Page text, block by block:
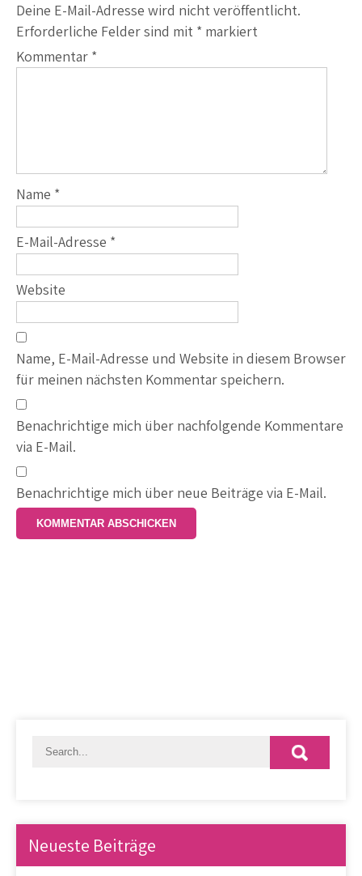
Deine E-Mail-Adresse wird nicht veröffentlicht.
Erforderliche Felder sind mit * markiert
Kommentar *
Name *
E-Mail-Adresse *
Website
Name, E-Mail-Adresse und Website in diesem Browser
für meinen nächsten Kommentar speichern.
Benachrichtige mich über nachfolgende Kommentare
via E-Mail.
Benachrichtige mich über neue Beiträge via E-Mail.
Neueste Beiträge